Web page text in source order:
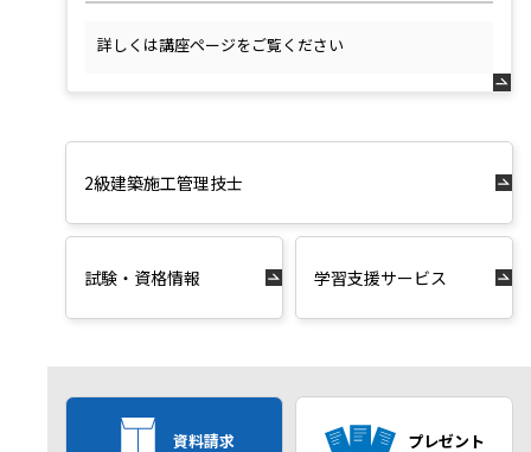
詳しくは講座ページをご覧ください
2級建築施工管理技士
試験・資格情報 学習支援サービス
資料請求 プレゼント